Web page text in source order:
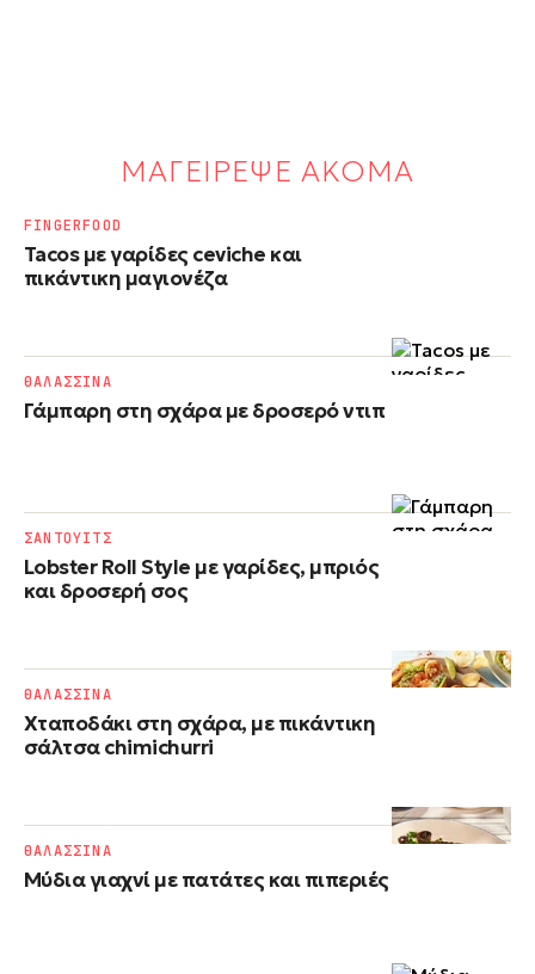
ΜΑΓΕΙΡΕΨΕ ΑΚΟΜΑ
Tacos με γαρίδες ceviche και
πικάντικη μαγιονέζα
FINGERFOOD
Γάμπαρη στη σχάρα με δροσερό ντιπ
ΘΑΛΑΣΣΙΝΑ
Lobster Roll Style με γαρίδες, μπριός
και δροσερή σος
ΣΑΝΤΟΥΙΤΣ
Χταποδάκι στη σχάρα, με πικάντικη
σάλτσα chimichurri
ΘΑΛΑΣΣΙΝΑ
Μύδια γιαχνί με πατάτες και πιπεριές
ΘΑΛΑΣΣΙΝΑ